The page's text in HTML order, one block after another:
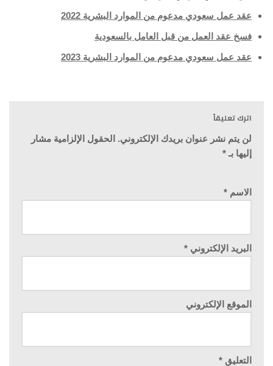
عقد عمل سعودي مدعوم من الموارد البشرية 2022
فسخ عقد العمل من قبل العامل بالسعودية
عقد عمل سعودي مدعوم من الموارد البشرية 2023
اترك تعليقاً
لن يتم نشر عنوان بريدك الإلكتروني. الحقول الإلزامية مشار
إليها بـ *
الاسم *
البريد الإلكتروني *
الموقع الإلكتروني
التعليق *